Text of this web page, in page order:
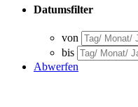
Datumsfilter
von
bis
Abwerfen